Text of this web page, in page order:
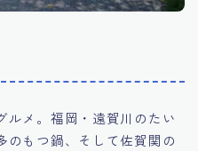
ルメ。福岡・遠賀川のたい
のもつ鍋、そして佐賀関の